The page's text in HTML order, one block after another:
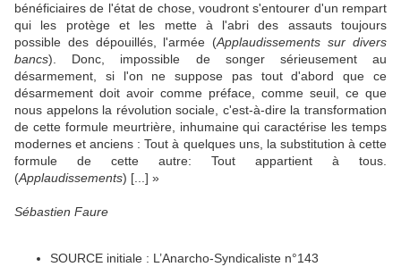
bénéficiaires de l'état de chose, voudront s'entourer d'un rempart
qui les protège et les mette à l'abri des assauts toujours
possible des dépouillés, l'armée (Applaudissements sur divers
bancs). Donc, impossible de songer sérieusement au
désarmement, si l'on ne suppose pas tout d'abord que ce
désarmement doit avoir comme préface, comme seuil, ce que
nous appelons la révolution sociale, c'est-à-dire la transformation
de cette formule meurtrière, inhumaine qui caractérise les temps
modernes et anciens : Tout à quelques uns, la substitution à cette
formule de cette autre: Tout appartient à tous.
(Applaudissements) [...] »
Sébastien Faure
SOURCE initiale : L’Anarcho-Syndicaliste n°143